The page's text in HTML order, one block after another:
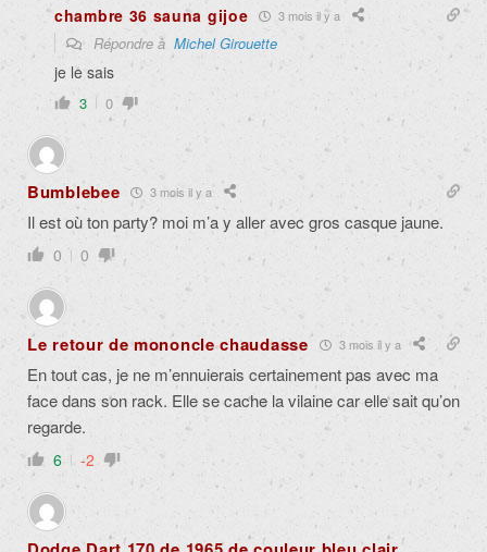
chambre 36 sauna gijoe 3 mois il y a
Répondre à Michel Girouette
je le sais
3 0
Bumblebee 3 mois il y a
Il est où ton party? moi m’a y aller avec gros casque jaune.
0 0
Le retour de mononcle chaudasse 3 mois il y a
En tout cas, je ne m’ennuierais certainement pas avec ma
face dans son rack. Elle se cache la vilaine car elle sait qu’on
regarde.
6 -2